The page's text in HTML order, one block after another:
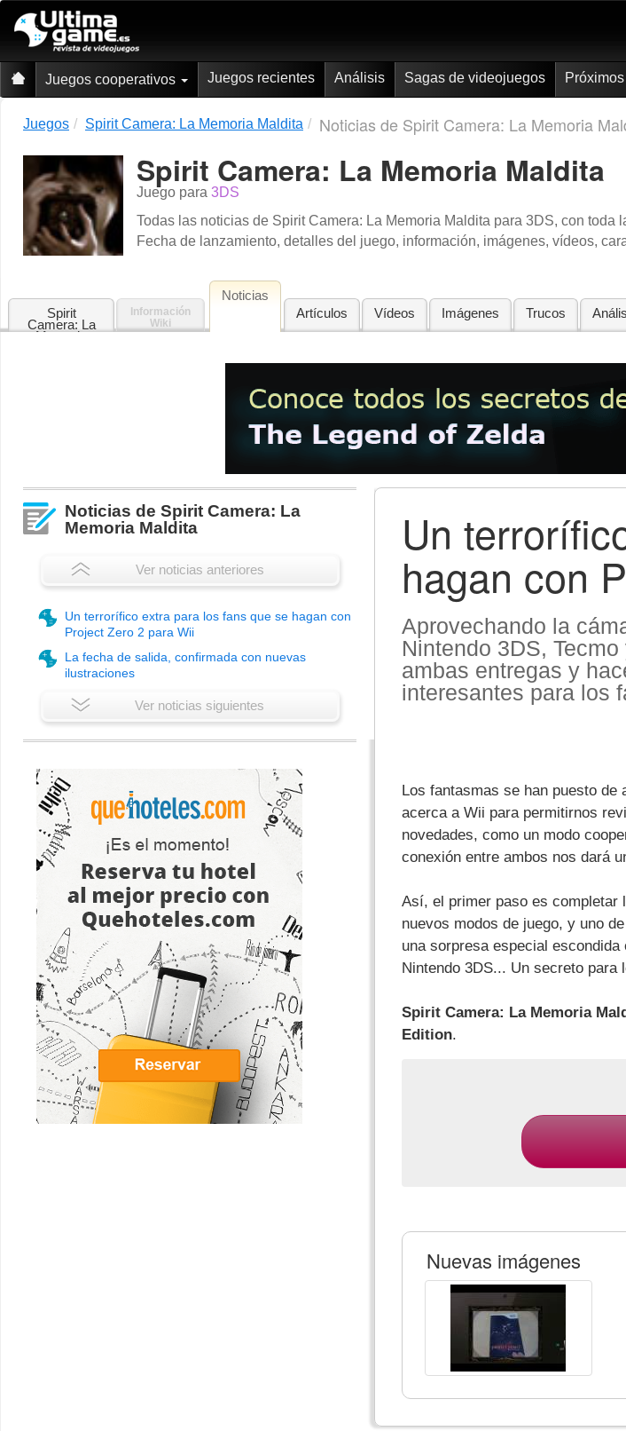
Juegos cooperativos Juegos recientes Análisis Sagas de videojuegos
Juegos Spirit Camera: La Memoria Maldita Noticias de Spirit Camera: La Memoria
Spirit Camera: La Memoria Maldita
Juego para 3DS
Todas las noticias de Spirit Camera: La Memoria Maldita para 3DS, con toda
Fecha de lanzamiento, detalles del juego, información, imágenes, vídeos,
Spirit
Camera: La
Memoria
Información
Wiki
Noticias
Artículos
Vídeos Imágenes Trucos
Noticias de Spirit Camera: La
Memoria Maldita
Ver noticias anteriores
Un terrorífico extra para los fans que se hagan con
Project Zero 2 para Wii
La fecha de salida, confirmada con nuevas
ilustraciones
Ver noticias siguientes
Un
hagan con
Aprovechando la
Nintendo 3DS,
ambas entregas y
interesantes para los
Los fantasmas se han puesto
acerca a Wii para permitirnos
novedades, como un modo
conexión entre ambos nos dará
Así, el primer paso es completar
nuevos modos de juego, y uno
una sorpresa especial
Nintendo 3DS... Un secreto para
Spirit Camera: La Memoria
Edition.
Nuevas imágenes